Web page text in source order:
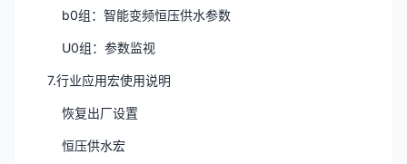
b0组：智能变频恒压供水参数
U0组：参数监视
7.行业应用宏使用说明
恢复出厂设置
恒压供水宏